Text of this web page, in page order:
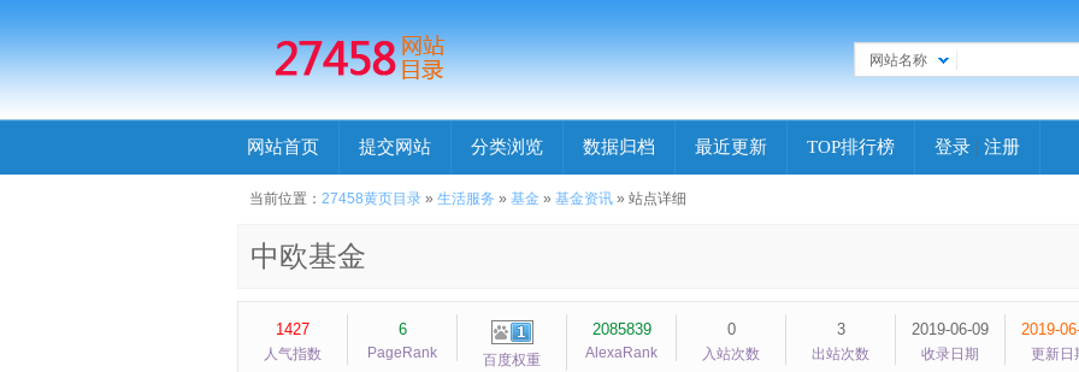
网站名称
网站首页 提交网站 分类浏览 数据归档 最近更新 TOP排行榜 登录 | 注册
当前位置： 27458黄页目录 » 生活服务 » 基金 » 基金资讯 » 站点详细
中欧基金
1427
人气指数
6
PageRank 百度权重
2085839
AlexaRank
0
入站次数
3
出站次数
2019-06-09
收录日期
2019-
更新日